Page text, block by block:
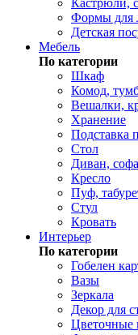
Кастрюли,
Формы для
Детская
Мебель
По категории
Шкаф
Комод,
Вешалки,
Хранение
Подставка
Стол
Диван, софа
Кресло
Пуф,
Стул
Кровать
Интерьер
По категории
Гобелен
Вазы
Зеркала
Декор для
Цветочные